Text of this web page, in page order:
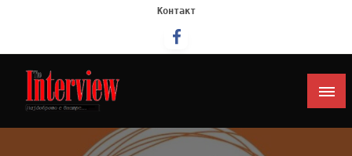
Контакт
Интервју